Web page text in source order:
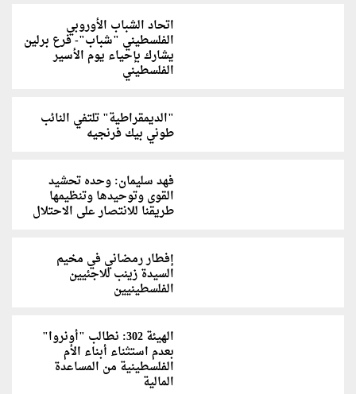
اتحاد الشباب الأوروبي
الفلسطيني "شباب"- فرع برلين
يشارك بإحياء يوم الأسير
الفلسطيني
"الديمقراطية" تلتفي النائب
طوني بيك فرنجيه
فهد سليمان: وحده تحشيد
القوى وتوحيدها وتنظيمها
طريقنا للانتصار على الاحتلال
إفطار رمضاني في مخيم
السيدة زينب للاجئيين
الفلسطينيين
الهيئة 302: نطالب "أونروا"
بعدم استثناء أبناء الأم
الفلسطينية من المساعدة
المالية